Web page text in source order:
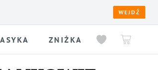
WEJDŹ
ZNIŻKA